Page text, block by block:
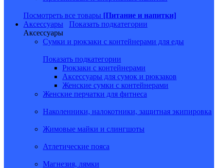
Посмотреть все товары [Питание и напитки]
Аксессуары
Показать подкатегории
Аксессуары
Сумки и рюкзаки с контейнерами для еды
Показать подкатегории
Рюкзаки с контейнерами
Аксессуары для сумок и рюкзаков
Женские сумки с контейнерами
Женские перчатки для фитнеса
Наколенники, налокотники, защитная экипировка
Жимовые майки и слингшоты
Атлетические пояса
Магнезия, лямки